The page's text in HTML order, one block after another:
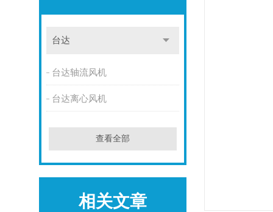
台达
台达轴流风机
台达离心风机
查看全部
相关文章